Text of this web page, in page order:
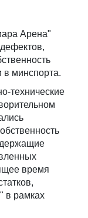
Арена"
минспорта.
технические
время
в рамках